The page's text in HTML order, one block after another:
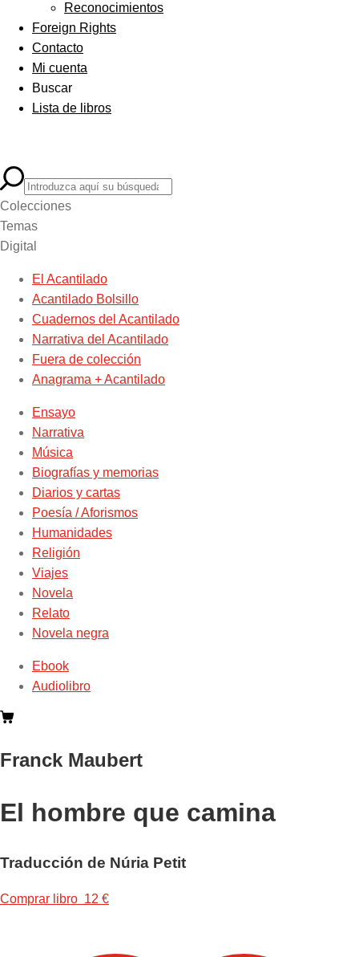
hijo
Reconocimientos
Foreign Rights
Contacto
Mi cuenta
Buscar
Lista de libros
Colecciones
Temas
Digital
El Acantilado
Acantilado Bolsillo
Cuadernos del Acantilado
Narrativa del Acantilado
Fuera de colección
Anagrama + Acantilado
Ensayo
Narrativa
Música
Biografías y memorias
Diarios y cartas
Poesía / Aforismos
Humanidades
Religión
Viajes
Novela
Relato
Novela negra
Ebook
Audiolibro
Franck Maubert
El hombre que camina
Traducción de Núria Petit
Comprar libro 12 €